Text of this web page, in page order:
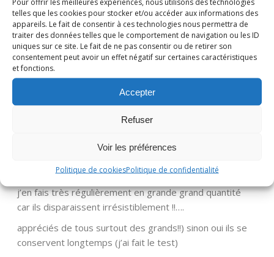
telles que les cookies pour stocker et/ou accéder aux informations des
appareils. Le fait de consentir à ces technologies nous permettra de
traiter des données telles que le comportement de navigation ou les ID
uniques sur ce site. Le fait de ne pas consentir ou de retirer son
consentement peut avoir un effet négatif sur certaines caractéristiques
et fonctions.
Accepter
Refuser
Voir les préférences
Politique de cookiesPolitique de confidentialité
Nadine Administrateur
Répondre àKaren il y a 1 année
Oui un délice! merci Karen!
Répondre
j’en fais très régulièrement en grande grand quantité
car ils disparaissent irrésistiblement !!….
appréciés de tous surtout des grands!!) sinon oui ils se
conservent longtemps (j’ai fait le test)